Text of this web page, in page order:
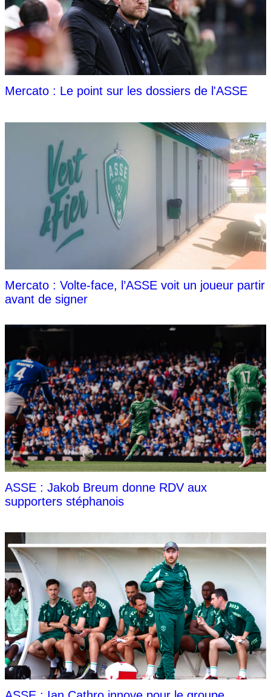
Mercato : Le point sur les dossiers de l'ASSE
Mercato : Volte-face, l’ASSE voit un joueur partir
avant de signer
ASSE : Jakob Breum donne RDV aux
supporters stéphanois